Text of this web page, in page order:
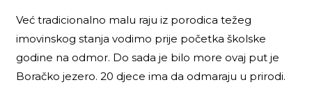
Već tradicionalno malu raju iz porodica težeg
imovinskog stanja vodimo prije početka školske
godine na odmor. Do sada je bilo more ovaj put je
Boračko jezero. 20 djece ima da odmaraju u prirodi.